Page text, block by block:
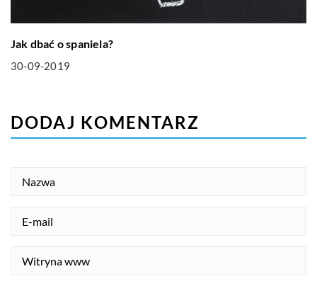
Jak dbać o spaniela?
30-09-2019
DODAJ KOMENTARZ